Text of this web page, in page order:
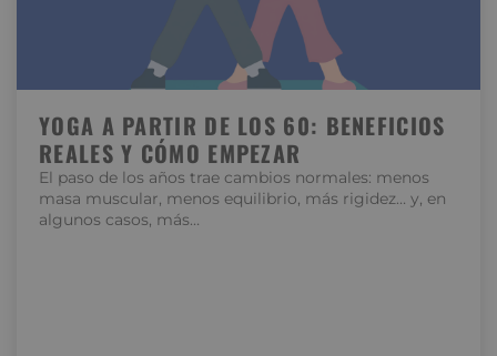
YOGA A PARTIR DE LOS 60: BENEFICIOS
REALES Y CÓMO EMPEZAR
El paso de los años trae cambios normales: menos
masa muscular, menos equilibrio, más rigidez… y, en
algunos casos, más…